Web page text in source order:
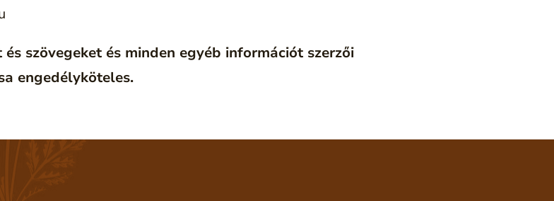
szövegeket és minden egyéb információt szerzői
engedélyköteles.